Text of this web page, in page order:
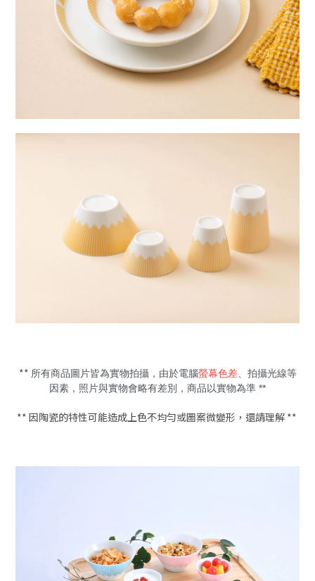
** 所有商品圖片皆為實物拍攝，由於電腦螢幕色差、拍攝光線等
因素，照片與實物會略有差別，商品以實物為準 **
** 因陶瓷的特性可能造成上色不均勻或圖案微變形，還請理解 **